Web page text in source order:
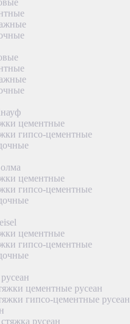
цементные
гипсо-цементные
цементные
гипсо-цементные
цементные
гипсо-цементные
цементные русеан
гипсо-цементные русеан
русеан